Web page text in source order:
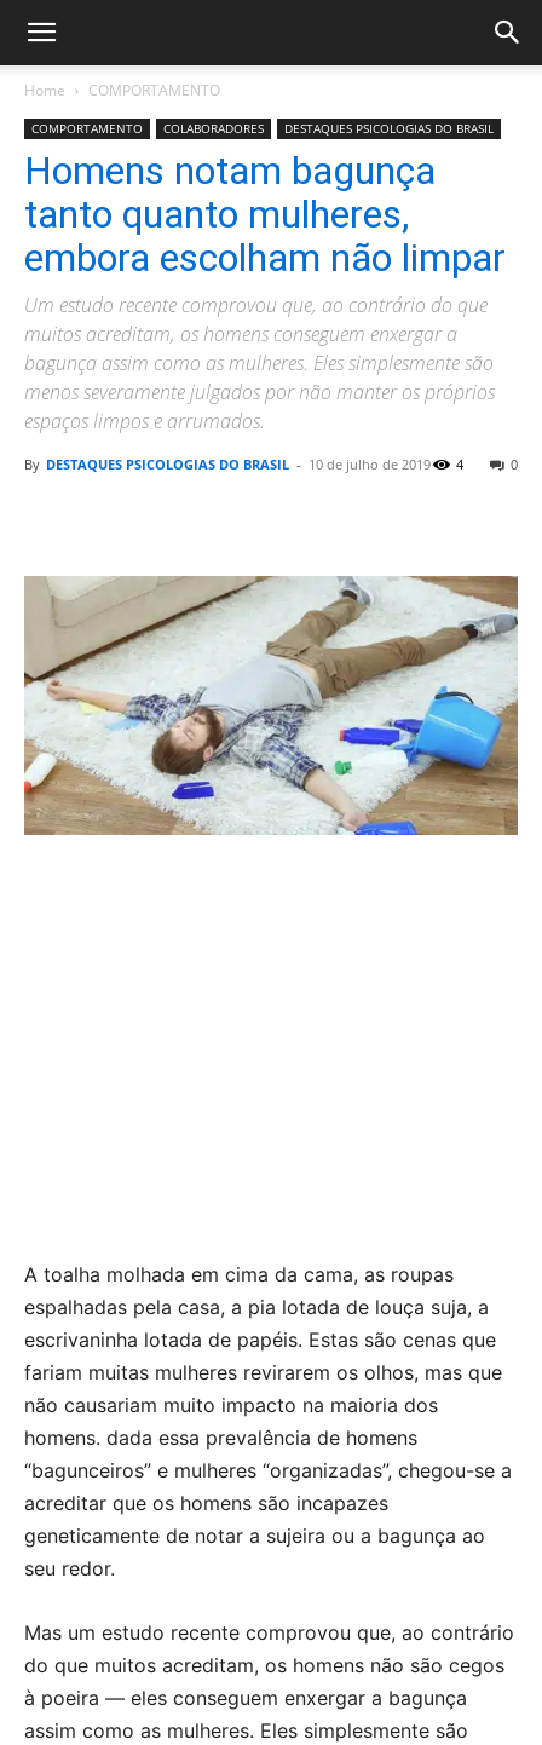
Home COMPORTAMENTO
COMPORTAMENTO COLABORADORES DESTAQUES PSICOLOGIAS DO BRASIL
Homens notam bagunça
tanto quanto mulheres,
embora escolham não limpar
Um estudo recente comprovou que, ao contrário do que
muitos acreditam, os homens conseguem enxergar a
bagunça assim como as mulheres. Eles simplesmente são
menos severamente julgados por não manter os próprios
espaços limpos e arrumados.
By DESTAQUES PSICOLOGIAS DO BRASIL - 10 de julho de 2019 0
4
A toalha molhada em cima da cama, as roupas
espalhadas pela casa, a pia lotada de louça suja, a
escrivaninha lotada de papéis. Estas são cenas que
fariam muitas mulheres revirarem os olhos, mas que
não causariam muito impacto na maioria dos
homens. dada essa prevalência de homens
“bagunceiros” e mulheres “organizadas”, chegou-se a
acreditar que os homens são incapazes
geneticamente de notar a sujeira ou a bagunça ao
seu redor.
Mas um estudo recente comprovou que, ao contrário
do que muitos acreditam, os homens não são cegos
à poeira — eles conseguem enxergar a bagunça
assim como as mulheres. Eles simplesmente são